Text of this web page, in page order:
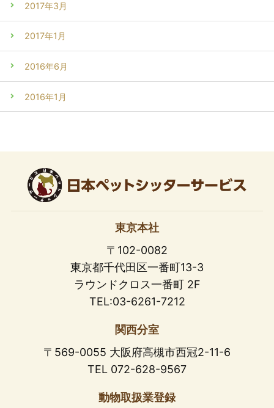
2017年3月
2017年1月
2016年6月
2016年1月
東京本社
〒102-0082
東京都千代田区一番町13-3
ラウンドクロス一番町 2F
TEL:03-6261-7212
関西分室
〒569-0055 大阪府高槻市西冠2-11-6
TEL 072-628-9567
動物取扱業登録